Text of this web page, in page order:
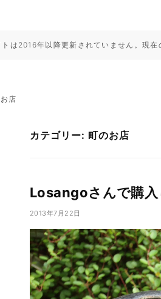
トは2016年以降更新されていません。現在
店
カテゴリー: 町のお店
Losangoさんで購
2013年7月22日